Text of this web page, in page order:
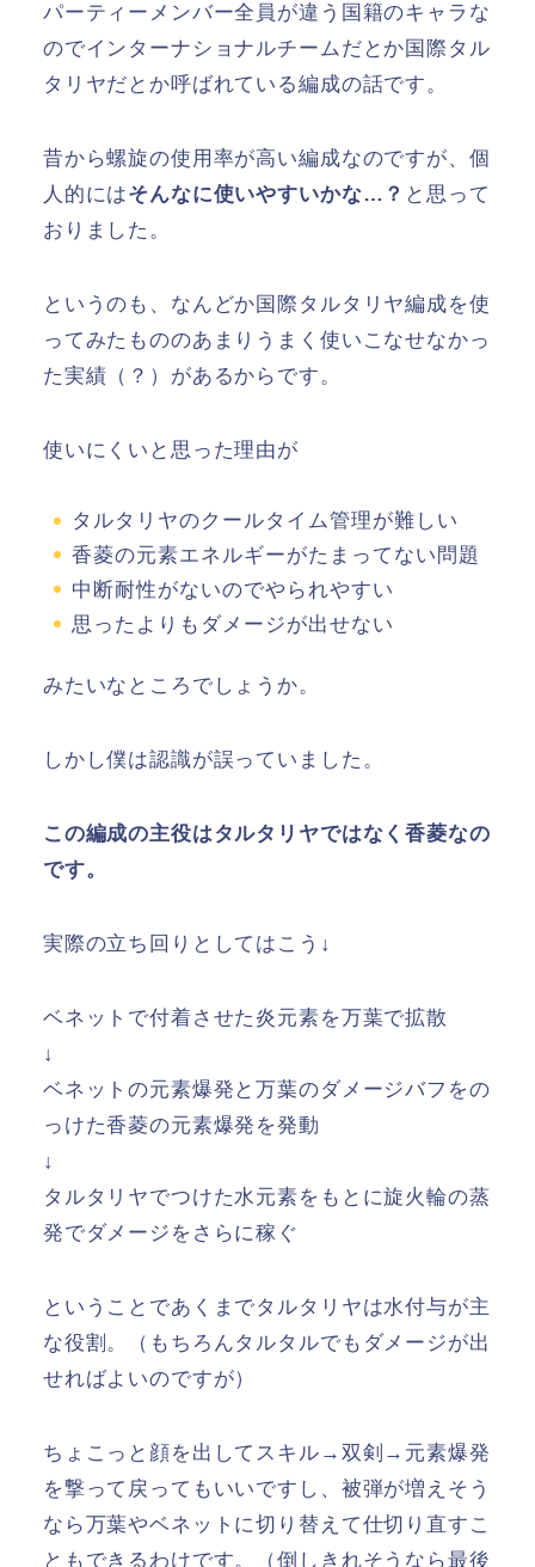
パーティーメンバー全員が違う国籍のキャラな
のでインターナショナルチームだとか国際タル
タリヤだとか呼ばれている編成の話です。
昔から螺旋の使用率が高い編成なのですが、個
人的にはそんなに使いやすいかな…？ と思って
おりました。
というのも、なんどか国際タルタリヤ編成を使
ってみたもののあまりうまく使いこなせなかっ
た実績（？）があるからです。
使いにくいと思った理由が
タルタリヤのクールタイム管理が難しい
香菱の元素エネルギーがたまってない問題
中断耐性がないのでやられやすい
思ったよりもダメージが出せない
みたいなところでしょうか。
しかし僕は認識が誤っていました。
この編成の主役はタルタリヤではなく香菱なの
です。
実際の立ち回りとしてはこう↓
ベネットで付着させた炎元素を万葉で拡散
↓
ベネットの元素爆発と万葉のダメージバフをの
っけた香菱の元素爆発を発動
↓
タルタリヤでつけた水元素をもとに旋火輪の蒸
発でダメージをさらに稼ぐ
ということであくまでタルタリヤは水付与が主
な役割。（もちろんタルタルでもダメージが出
せればよいのですが）
ちょこっと顔を出してスキル→双剣→元素爆発
を撃って戻ってもいいですし、被弾が増えそう
なら万葉やベネットに切り替えて仕切り直すこ
ともできるわけです。（倒しきれそうなら最後